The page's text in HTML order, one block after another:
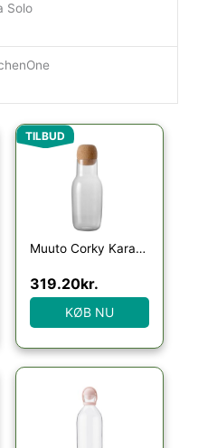
Solo
TILBUD
Muuto Corky Karaffel – Clear
Den oprindelige pris
319.20kr.
Den aktuelle
KØB NU
var: 329.95kr..
pris er: 240.00kr..